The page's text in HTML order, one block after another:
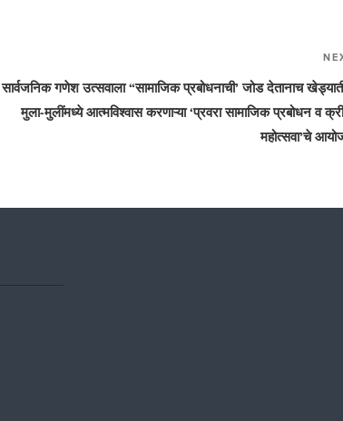
सार्वजनिक गणेश उत्सवाला “सामाजिक प्रबोधनाची’ जोड देतानाच
मुला-मुलींमध्ये आत्मविश्वास करणाऱ्या ‘प्रवरा सामाजिक प्रबोधन व
महोत्सवा’चे